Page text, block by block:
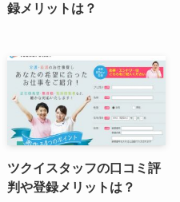
録メリットは？
ツクイスタッフの口コミ評
判や登録メリットは？